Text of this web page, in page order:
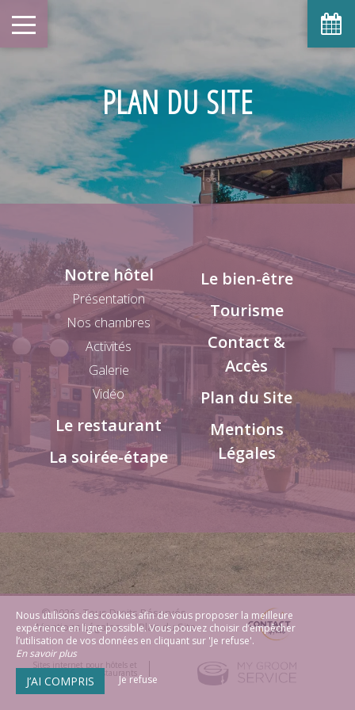
PLAN DU SITE
Notre hôtel
Présentation
Nos chambres
Activités
Galerie
Vidéo
Le restaurant
La soirée-étape
Le bien-être
Tourisme
Contact &
Accès
Plan du Site
Mentions
Légales
© 2026 - Tous Droits Réservés
Mentions Légales
Plan du Site
Sites internet pour hôtels et
restaurants
Nous utilisons des cookies afin de vous proposer la meilleure
expérience en ligne possible. Vous pouvez choisir d’empêcher
l’utilisation de vos données en cliquant sur 'Je refuse'.
En savoir plus
J’AI COMPRIS Je refuse